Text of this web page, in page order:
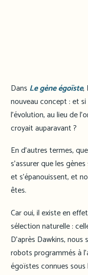
Dans Le gène égoïste,
nouveau concept : et
l’évolution, au lieu de
croyait auparavant ?
En d’autres termes,
s’assurer que les
et s’épanouissent, et
êtes.
Car oui, il existe en
sélection naturelle :
D’après Dawkins,
robots programmés à
égoïstes connues